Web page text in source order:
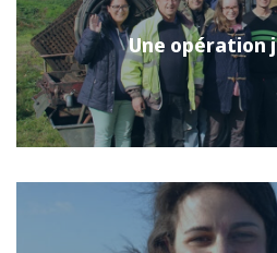
Une opération